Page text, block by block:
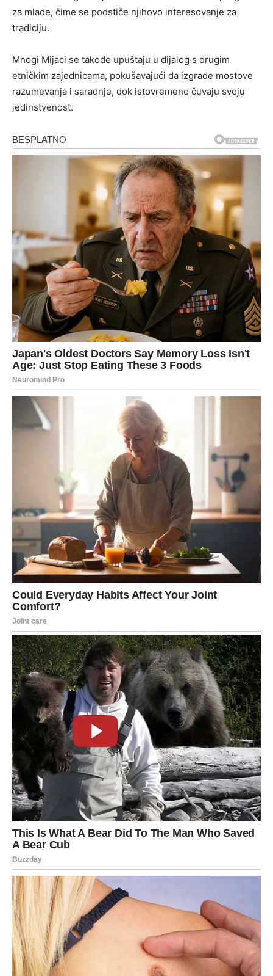
za mlade, čime se podstiče njihovo interesovanje za
tradiciju.
Mnogi Mijaci se takođe upuštaju u dijalog s drugim
etničkim zajednicama, pokušavajući da izgrade mostove
razumevanja i saradnje, dok istovremeno čuvaju svoju
jedinstvenost.